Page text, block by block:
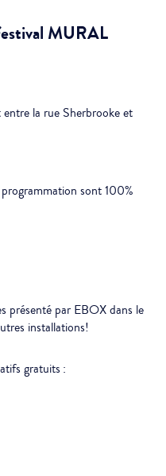
MURAL
la rue Sherbrooke et
sont 100%
présenté par EBOX dans le
installations!
gratuits :